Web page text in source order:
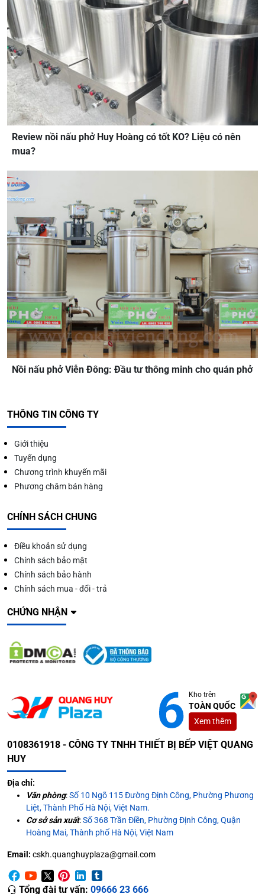
Review nồi nấu phở Huy Hoàng có tốt KO? Liệu có nên
mua?
Nồi nấu phở Viễn Đông: Đầu tư thông minh cho quán phở
THÔNG TIN CÔNG TY
Giới thiệu
Tuyển dụng
Chương trình khuyến mãi
Phương châm bán hàng
CHÍNH SÁCH CHUNG
Điều khoản sử dụng
Chính sách bảo mật
Chính sách bảo hành
Chính sách mua - đổi - trả
CHỨNG NHẬN
Kho trên
TOÀN QUỐC
Xem thêm
0108361918 - CÔNG TY TNHH THIẾT BỊ BẾP VIỆT QUANG
HUY
Địa chỉ:
Văn phòng:Số 10 Ngõ 115 Đường Định Công, Phường Phương
Liệt, Thành Phố Hà Nội, Việt Nam.
Cơ sở sản xuất:Số 368 Trần Điền, Phường Định Công, Quận
Hoàng Mai, Thành phố Hà Nội, Việt Nam
Email: cskh.quanghuyplaza@gmail.com
Tổng đài tư vấn: 09666 23 666